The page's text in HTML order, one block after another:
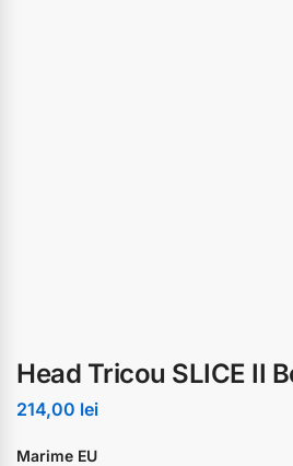
Head Tricou SLICE II
214,00 lei
Marime EU